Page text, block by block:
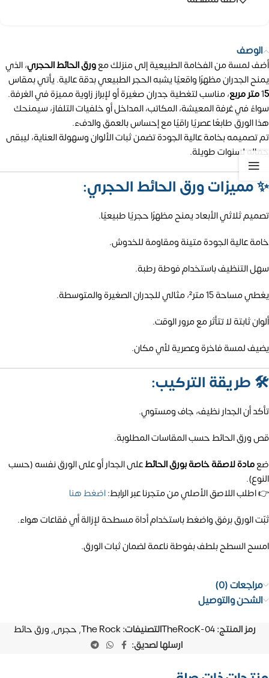
الوصف
أضف لمسة من الفخامة الطبيعية إلى منزلك معورق الحائط الحجري، الذي
يمنح الجدران مظهرًا واقعيًا يشبه الحجر الطبيعي بدقة عالية. يأتي بمقاس
15 متر مربع
، مناسب لتغطية جدران صغيرة أو لإبراز زاوية مميزة في الغرفة.
سواءً في غرفة المعيشة، المكاتب، المداخل أو خلفيات التلفاز، سيمنحك
هذا الورق طابعًا عصريًا راقيًا مع إحساس بالعمق والدفء.
تم تصميمه بخامة عالية الجودة تضمن ثبات الألوان وسهولة العناية، ليبقى
جماله لسنوات طويلة.
✨مميزات ورق الحائط الحجري:
تصميم ثلاثي الأبعاد يمنح مظهرًا حجريًا طبيعيًا.
خامة عالية الجودة متينة ومقاومة للخدوش.
سهل التنظيف باستخدام فوطة رطبة.
يغطي مساحة 15 متر²، مثالي للجدران الصغيرة والمتوسطة.
ألوان ثابتة لا تتأثر مع مرور الوقت.
يضيف لمسة فاخرة وعصرية لأي مكان.
🛠️ طريقة التركيب:
تأكد أن الجدار نظيف، جاف ومستوي.
قص ورق الحائط حسب المقاسات المطلوبة.
ضعمادة لاصقة خاصة بورق الحائطعلى الجدار أو على الورق نفسه (حسب
النوع).
👉 اطلب اللاصق الأصلي من متجرنا عبر الرابط:اضغط هنا
ثبّت الورق برفق واضغط باستخدام أداة مسطحة لإزالة أي فقاعات هواء.
امسح السطح بلطف بفوطة ناعمة لضمان ثبات الورق.
مراجعات (0)
الشحن والتوصيل
رمز المنتج:TheRocK-04التصنيفات:The Rock
, حجرى, ورق حائط
ارسلها لصديق: